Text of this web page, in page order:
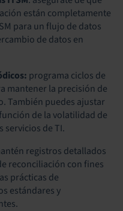
están completamente
para un flujo de datos
de datos en
programa ciclos de
mantener la precisión de
También puedes ajustar
de la volatilidad de
servicios de TI.
registros detallados
reconciliación con fines
prácticas de
estándares y